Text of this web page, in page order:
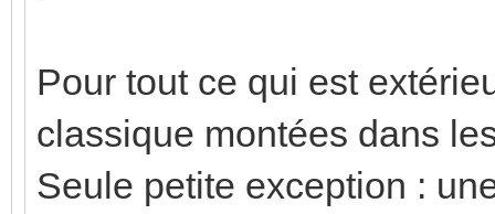
Pour tout ce qui est
classique montées dans
Seule petite exception :